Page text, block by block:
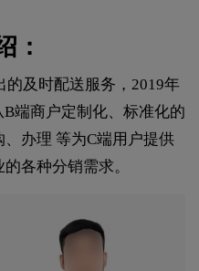
：
的及时配送服务，2019年
端商户定制化、标准化的
办理 等为C端用户提供
各种分销需求。